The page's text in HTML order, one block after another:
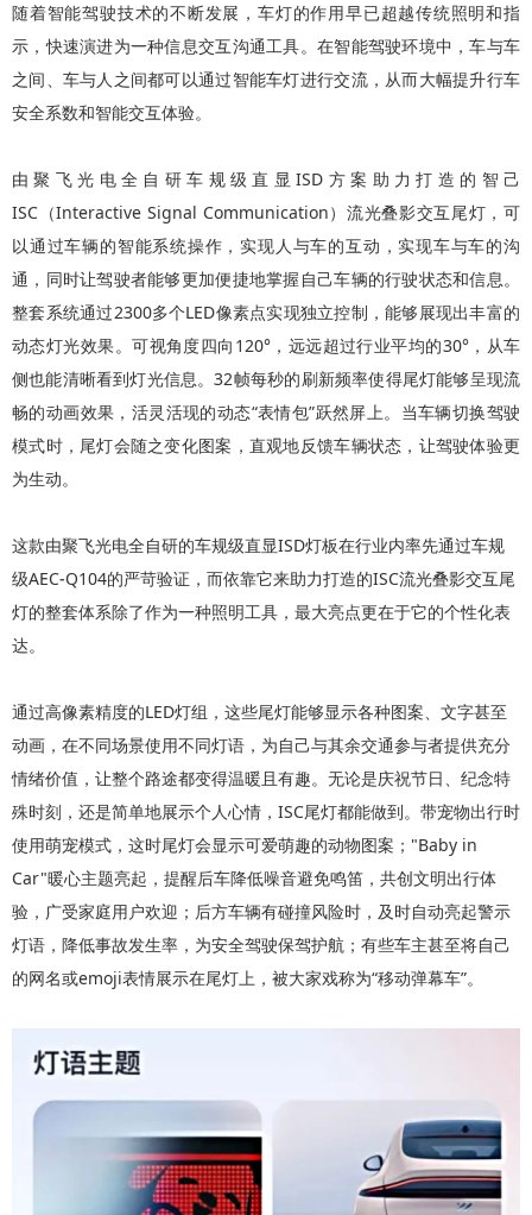
随着智能驾驶技术的不断发展，车灯的作用早已超越传统照明和指
示，快速演进为一种信息交互沟通工具。在智能驾驶环境中，车与车
之间、车与人之间都可以通过智能车灯进行交流，从而大幅提升行车
安全系数和智能交互体验。
由聚飞光电全自研车规级直显ISD方案助力打造的智己
ISC（Interactive Signal Communication）流光叠影交互尾灯，可
以通过车辆的智能系统操作，实现人与车的互动，实现车与车的沟
通，同时让驾驶者能够更加便捷地掌握自己车辆的行驶状态和信息。
整套系统通过2300多个LED像素点实现独立控制，能够展现出丰富的
动态灯光效果。可视角度四向120°，远远超过行业平均的30°，从车
侧也能清晰看到灯光信息。32帧每秒的刷新频率使得尾灯能够呈现流
畅的动画效果，活灵活现的动态“表情包”跃然屏上。当车辆切换驾驶
模式时，尾灯会随之变化图案，直观地反馈车辆状态，让驾驶体验更
为生动。
这款由聚飞光电全自研的车规级直显ISD灯板在行业内率先通过车规
级AEC-Q104的严苛验证，而依靠它来助力打造的ISC流光叠影交互尾
灯的整套体系除了作为一种照明工具，最大亮点更在于它的个性化表
达。
通过高像素精度的LED灯组，这些尾灯能够显示各种图案、文字甚至
动画，在不同场景使用不同灯语，为自己与其余交通参与者提供充分
情绪价值，让整个路途都变得温暖且有趣。无论是庆祝节日、纪念特
殊时刻，还是简单地展示个人心情，ISC尾灯都能做到。带宠物出行时
使用萌宠模式，这时尾灯会显示可爱萌趣的动物图案；"Baby in
Car"暖心主题亮起，提醒后车降低噪音避免鸣笛，共创文明出行体
验，广受家庭用户欢迎；后方车辆有碰撞风险时，及时自动亮起警示
灯语，降低事故发生率，为安全驾驶保驾护航；有些车主甚至将自己
的网名或emoji表情展示在尾灯上，被大家戏称为“移动弹幕车”。